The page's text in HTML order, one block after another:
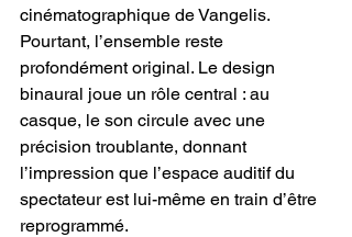
cinématographique de Vangelis.
Pourtant, l’ensemble reste
profondément original. Le design
binaural joue un rôle central : au
casque, le son circule avec une
précision troublante, donnant
l’impression que l’espace auditif du
spectateur est lui-même en train d’être
reprogrammé.